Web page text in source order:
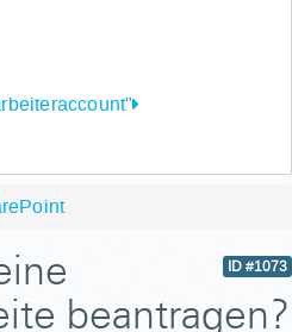
ID #1073
beantragen?